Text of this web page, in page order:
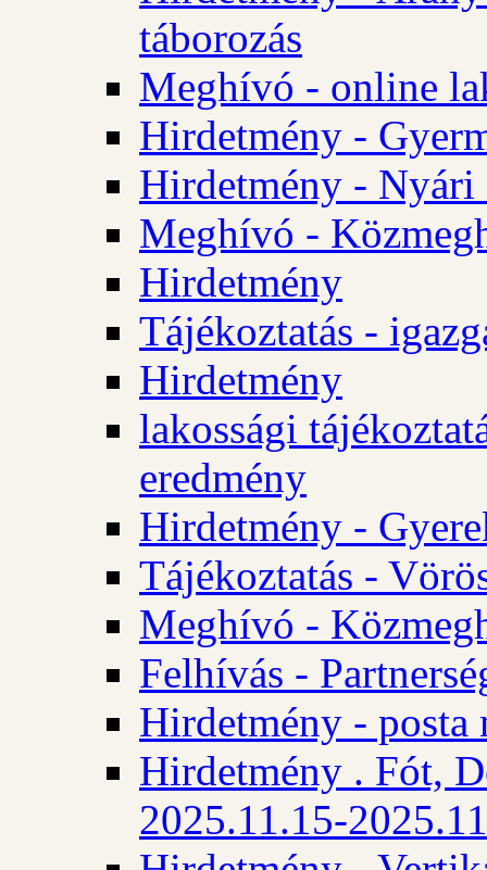
táborozás
Meghívó - online
Hirdetmény -
Hirdetmény - Nyári
Meghívó -
Hirdetmény
Tájékoztatás -
Hirdetmény
lakossági
eredmény
Hirdetmény -
Tájékoztatás -
Meghívó -
Felhívás -
Hirdetmény - posta
Hirdetmény . Fót,
2025.11.15-